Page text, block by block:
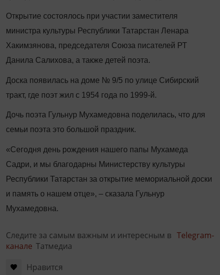
Открытие состоялось при участии заместителя
министра культуры Республики Татарстан Ленара
Хакимзянова, председателя Союза писателей РТ
Данила Салихова, а также детей поэта.
Доска появилась на доме № 9/5 по улице Сибирский
тракт, где поэт жил с 1954 года по 1999-й.
Дочь поэта Гульнур Мухамедовна поделилась, что для
семьи поэта это большой праздник.
«Сегодня день рождения нашего папы Мухамеда
Садри, и мы благодарны Министерству культуры
Республики Татарстан за открытие мемориальной доски
и память о нашем отце», – сказала Гульнур
Мухамедовна.
Следите за самым важным и интересным в Telegram-
канале Татмедиа
Нравится